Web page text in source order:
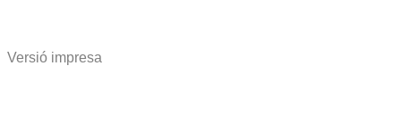
Versió impresa